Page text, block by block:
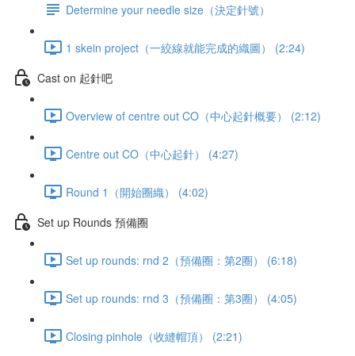
Determine your needle size（決定針號）
1 skein project（一絞線就能完成的織圖） (2:24)
Cast on 起針吧
Overview of centre out CO（中心起針概要） (2:12)
Centre out CO（中心起針） (4:27)
Round 1（開始圈織） (4:02)
Set up Rounds 預備圈
Set up rounds: rnd 2（預備圈：第2圈） (6:18)
Set up rounds: rnd 3（預備圈：第3圈） (4:05)
Closing pinhole（收縫帽頂） (2:21)